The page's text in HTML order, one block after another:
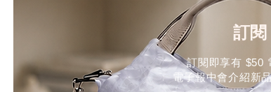
訂
訂閱即享有 $50
電子報中會介紹新